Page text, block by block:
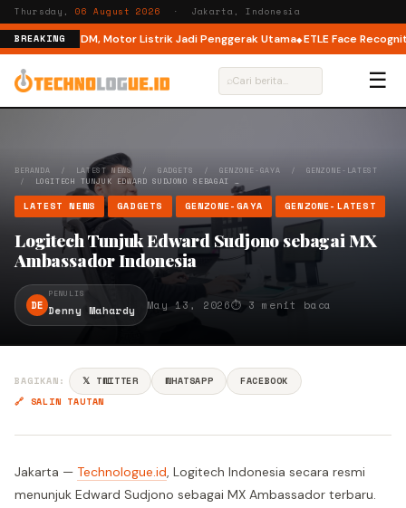
Thursday,06 August 2026 · Jakarta, Indonesia
BREAKING
di M6 DM, Motor Listrik Jadi Penggerak Utama ETLE Face
⌕ ☰
BERANDA / LATEST NEWS/ GADGETS / GENZONE-GAYA / GENZONE-LATEST
/
LOGITECH TUNJUK EDWARD SUDJONO SEBAGAI …
LATEST NEWS GADGETS GENZONE-GAYA GENZONE-LATEST
Logitech Tunjuk Edward Sudjono sebagai MX
Ambassador Indonesia
DE
PENULIS
Denny Mahardy May 13, 2026⏱ 3 menit baca
BAGIKAN: 𝕏 TWITTER WHATSAPP
FACEBOOK
🔗 SALIN TAUTAN
Jakarta — Technologue.id, Logitech Indonesia secara resmi
menunjuk Edward Sudjono sebagai MX Ambassador terbaru.